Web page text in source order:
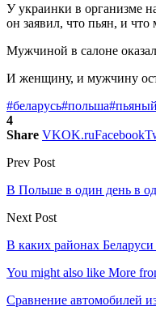
У украинки в организме
он заявил, что пьян, и
Мужчиной в салоне
И женщину, и мужчину
#беларусь#польша#пьяный
4
Share VKOK.ruFacebook
Prev Post
В Польше в один день в
Next Post
В каких районах
You might also like More
Сравнение автомобилей